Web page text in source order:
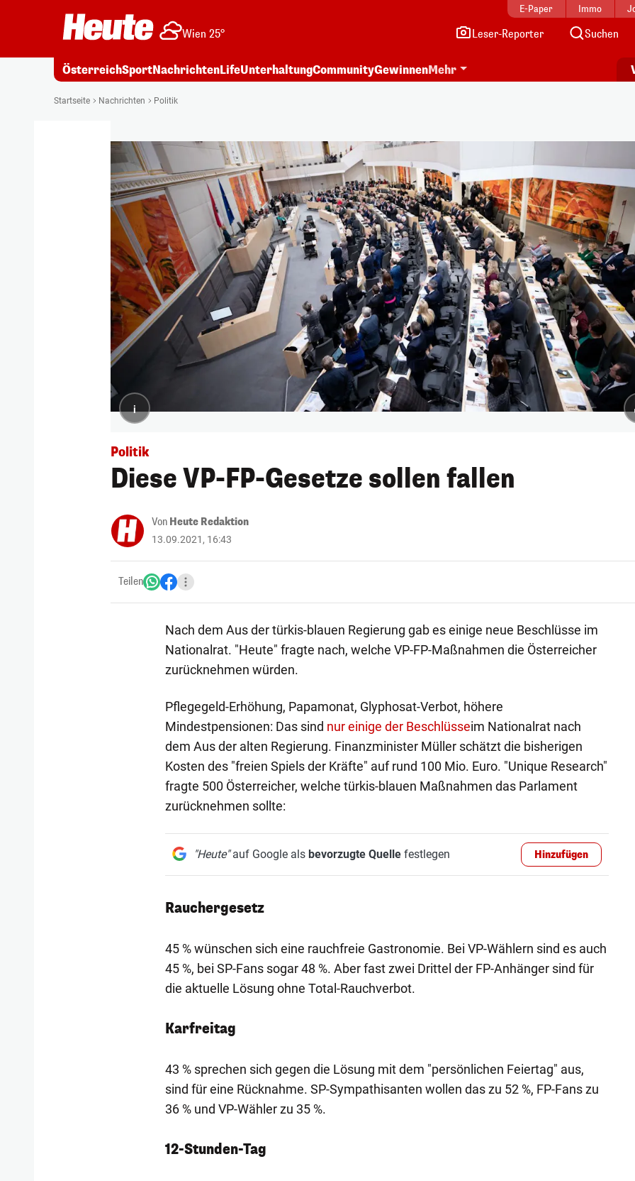
E-Paper Immo
Wien 25° Leser-Reporter Suchen
ÖsterreichSportNachrichtenLifeUnterhaltungCommunityGewinnenMehr
Startseite Nachrichten Politik
i
Politik
Diese VP-FP-Gesetze sollen fallen
Von Heute Redaktion
13.09.2021, 16:43
Teilen
Nach dem Aus der türkis-blauen Regierung gab es einige neue Beschlüsse im
Nationalrat. "Heute" fragte nach, welche VP-FP-Maßnahmen die Österreicher
zurücknehmen würden.
Pflegegeld-Erhöhung, Papamonat, Glyphosat-Verbot, höhere
Mindestpensionen: Das sind nur einige der Beschlüsseim Nationalrat nach
dem Aus der alten Regierung. Finanzminister Müller schätzt die bisherigen
Kosten des "freien Spiels der Kräfte" auf rund 100 Mio. Euro. "Unique Research"
fragte 500 Österreicher, welche türkis-blauen Maßnahmen das Parlament
zurücknehmen sollte:
"Heute"auf Google als bevorzugte Quellefestlegen Hinzufügen
Rauchergesetz
45 % wünschen sich eine rauchfreie Gastronomie. Bei VP-Wählern sind es auch
45 %, bei SP-Fans sogar 48 %. Aber fast zwei Drittel der FP-Anhänger sind für
die aktuelle Lösung ohne Total-Rauchverbot.
Karfreitag
43 % sprechen sich gegen die Lösung mit dem "persönlichen Feiertag" aus,
sind für eine Rücknahme. SP-Sympathisanten wollen das zu 52 %, FP-Fans zu
36 % und VP-Wähler zu 35 %.
12-Stunden-Tag